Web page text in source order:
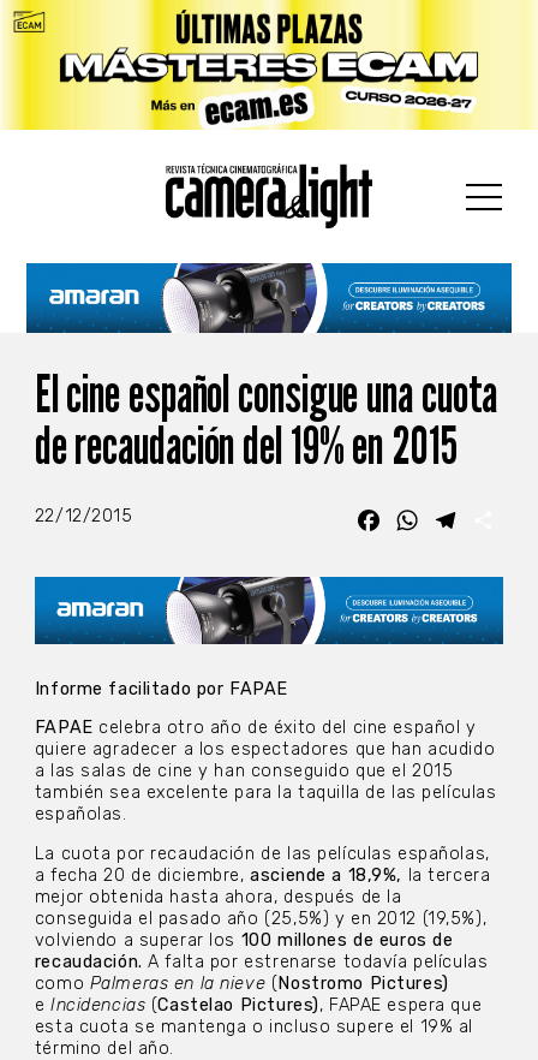
El cine español consigue una cuota
de recaudación del 19% en 2015
22/12/2015 FacebookWhatsApp
Informe facilitado por FAPAE
FAPAE celebra otro año de éxito del cine español y
quiere agradecer a los espectadores que han acudido
a las salas de cine y han conseguido que el 2015
también sea excelente para la taquilla de las películas
españolas.
La cuota por recaudación de las películas españolas,
a fecha 20 de diciembre,asciende a 18,9%,
la tercera
mejor obtenida hasta ahora, después de la
conseguida el pasado año (25,5%) y en 2012 (19,5%),
volviendo a superar los 100 millones de euros de
recaudación. A falta por estrenarse todavía películas
como Palmeras en la nieve ( Nostromo Pictures)
e Incidencias (Castelao Pictures), FAPAE espera que
esta cuota se mantenga o incluso supere el 19% al
término del año.